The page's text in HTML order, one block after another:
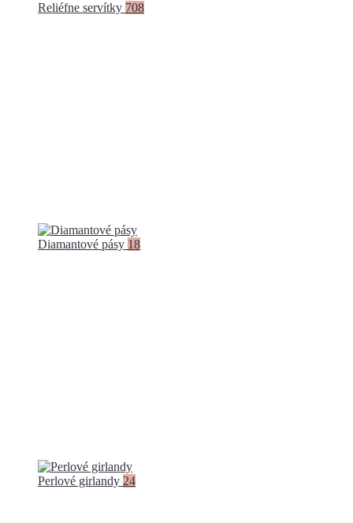
Reliéfne servítky 708
Diamantové pásy 18
Perlové girlandy 24